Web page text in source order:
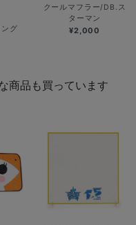
グ
クールマフラー/DB.ス
ターマン
¥2,000
商品も買っています